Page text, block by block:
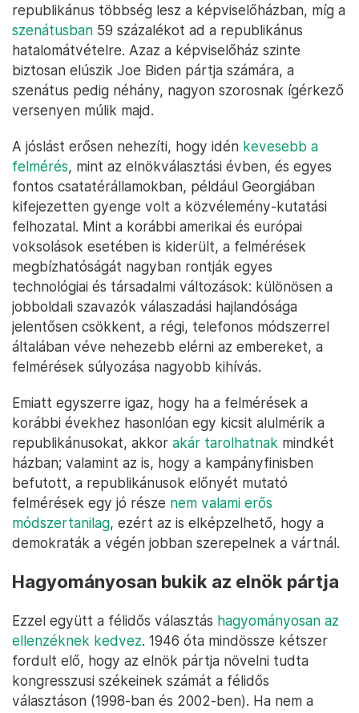
republikánus többség lesz a képviselőházban, míg a
szenátusban 59 százalékot ad a republikánus
hatalomátvételre. Azaz a képviselőház szinte
biztosan elúszik Joe Biden pártja számára, a
szenátus pedig néhány, nagyon szorosnak ígérkező
versenyen múlik majd.
A jóslást erősen nehezíti, hogy idén kevesebb a
felmérés, mint az elnökválasztási évben, és egyes
fontos csatatérállamokban, például Georgiában
kifejezetten gyenge volt a közvélemény-kutatási
felhozatal. Mint a korábbi amerikai és európai
voksolások esetében is kiderült, a felmérések
megbízhatóságát nagyban rontják egyes
technológiai és társadalmi változások: különösen a
jobboldali szavazók válaszadási hajlandósága
jelentősen csökkent, a régi, telefonos módszerrel
általában véve nehezebb elérni az embereket, a
felmérések súlyozása nagyobb kihívás.
Emiatt egyszerre igaz, hogy ha a felmérések a
korábbi évekhez hasonlóan egy kicsit alulmérik a
republikánusokat, akkor akár tarolhatnak mindkét
házban; valamint az is, hogy a kampányfinisben
befutott, a republikánusok előnyét mutató
felmérések egy jó része nem valami erős
módszertanilag, ezért az is elképzelhető, hogy a
demokraták a végén jobban szerepelnek a vártnál.
Hagyományosan bukik az elnök pártja
Ezzel együtt a félidős választás hagyományosan az
ellenzéknek kedvez. 1946 óta mindössze kétszer
fordult elő, hogy az elnök pártja növelni tudta
kongresszusi székeinek számát a félidős
választáson (1998-ban és 2002-ben). Ha nem a